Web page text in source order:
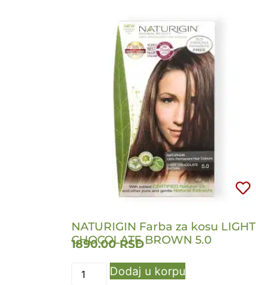
NATURIGIN Farba za kosu LIGHT
CHOCOLATE BROWN 5.0
1890.00RSD
Dodaj u korpu